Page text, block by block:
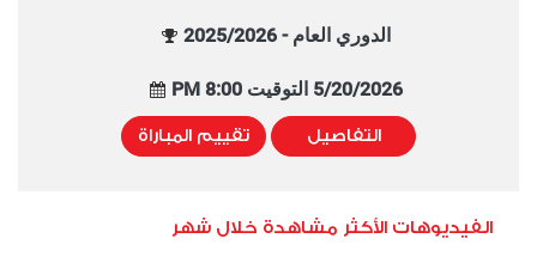
الدوري العام - 2025/2026
5/20/2026 التوقيت 8:00 PM
التفاصيل تقييم المباراة
الفيديوهات الأكثر مشاهدة خلال شهر